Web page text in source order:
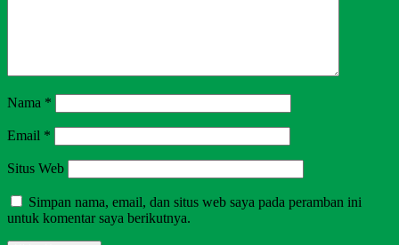
Nama *
Email *
Situs Web
Simpan nama, email, dan situs web saya pada peramban ini
untuk komentar saya berikutnya.